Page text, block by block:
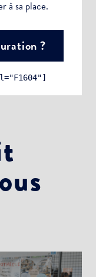
à sa place.
?
: